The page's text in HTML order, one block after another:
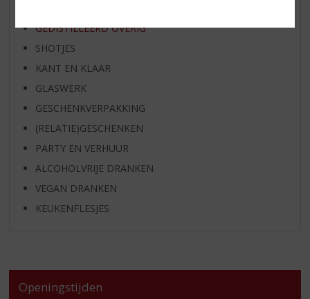
GEDISTILLEERD OVERIG
SHOTJES
KANT EN KLAAR
GLASWERK
GESCHENKVERPAKKING
(RELATIE)GESCHENKEN
PARTY EN VERHUUR
ALCOHOLVRIJE DRANKEN
VEGAN DRANKEN
KEUKENFLESJES
Openingstijden